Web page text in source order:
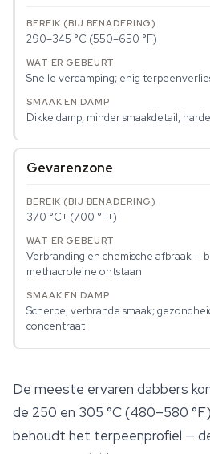
290–345 °C (550–650 °F)
Snelle verdamping; enig
Dikke damp, minder smaakdetail,
Gevarenzone
370 °C+ (700 °F+)
Verbranding en chemische afbraak —
methacroleine ontstaan
Scherpe, verbrande smaak;
concentraat
De meeste ervaren dabbers
de 250 en 305 °C (480–580
behoudt het terpeenprofiel —